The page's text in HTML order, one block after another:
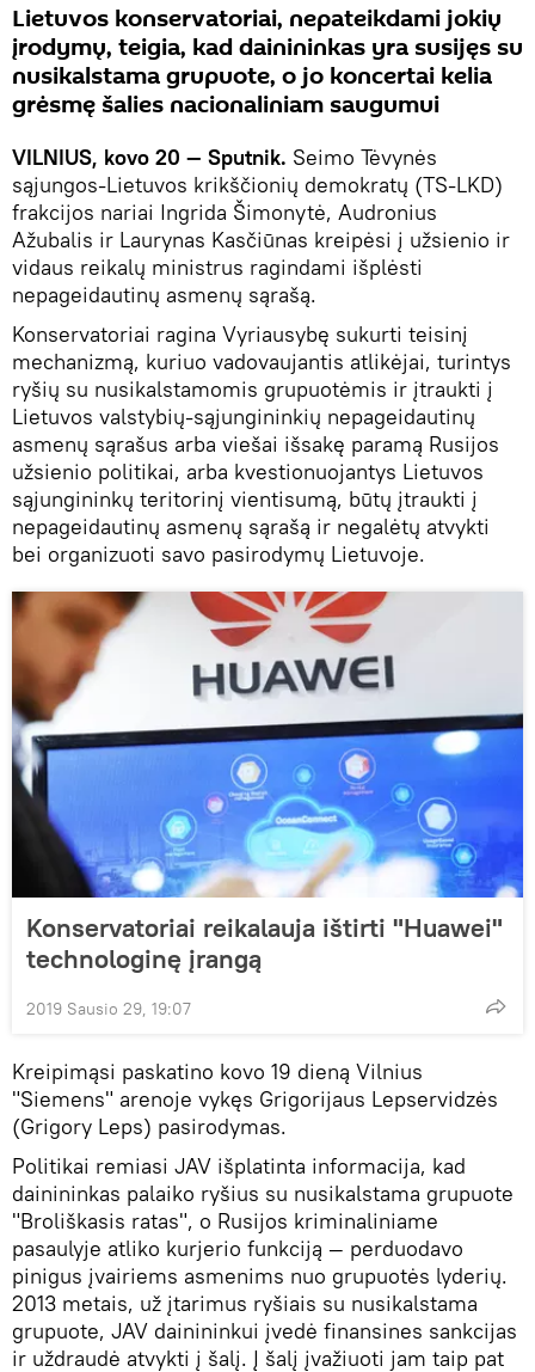
Lietuvos konservatoriai, nepateikdami jokių
įrodymų, teigia, kad dainininkas yra susijęs su
nusikalstama grupuote, o jo koncertai kelia
grėsmę šalies nacionaliniam saugumui
VILNIUS, kovo 20 — Sputnik. Seimo Tėvynės
sąjungos-Lietuvos krikščionių demokratų (TS-LKD)
frakcijos nariai Ingrida Šimonytė, Audronius
Ažubalis ir Laurynas Kasčiūnas kreipėsi į užsienio ir
vidaus reikalų ministrus ragindami išplėsti
nepageidautinų asmenų sąrašą.
Konservatoriai ragina Vyriausybę sukurti teisinį
mechanizmą, kuriuo vadovaujantis atlikėjai, turintys
ryšių su nusikalstamomis grupuotėmis ir įtraukti į
Lietuvos valstybių-sąjungininkių nepageidautinų
asmenų sąrašus arba viešai išsakę paramą Rusijos
užsienio politikai, arba kvestionuojantys Lietuvos
sąjungininkų teritorinį vientisumą, būtų įtraukti į
nepageidautinų asmenų sąrašą ir negalėtų atvykti
bei organizuoti savo pasirodymų Lietuvoje.
Konservatoriai reikalauja ištirti "Huawei"
technologinę įrangą
2019 Sausio 29, 19:07
Kreipimąsi paskatino kovo 19 dieną Vilnius
"Siemens" arenoje vykęs Grigorijaus Lepservidzės
(Grigory Leps) pasirodymas.
Politikai remiasi JAV išplatinta informacija, kad
dainininkas palaiko ryšius su nusikalstama grupuote
"Broliškasis ratas", o Rusijos kriminaliniame
pasaulyje atliko kurjerio funkciją — perduodavo
pinigus įvairiems asmenims nuo grupuotės lyderių.
2013 metais, už įtarimus ryšiais su nusikalstama
grupuote, JAV dainininkui įvedė finansines sankcijas
ir uždraudė atvykti į šalį. Į šalį įvažiuoti jam taip pat